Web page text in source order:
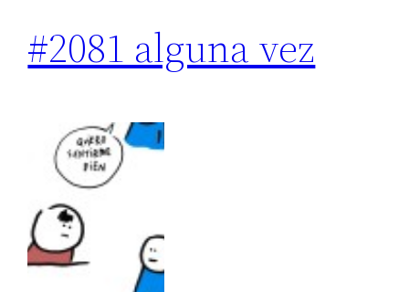
#2081 alguna vez